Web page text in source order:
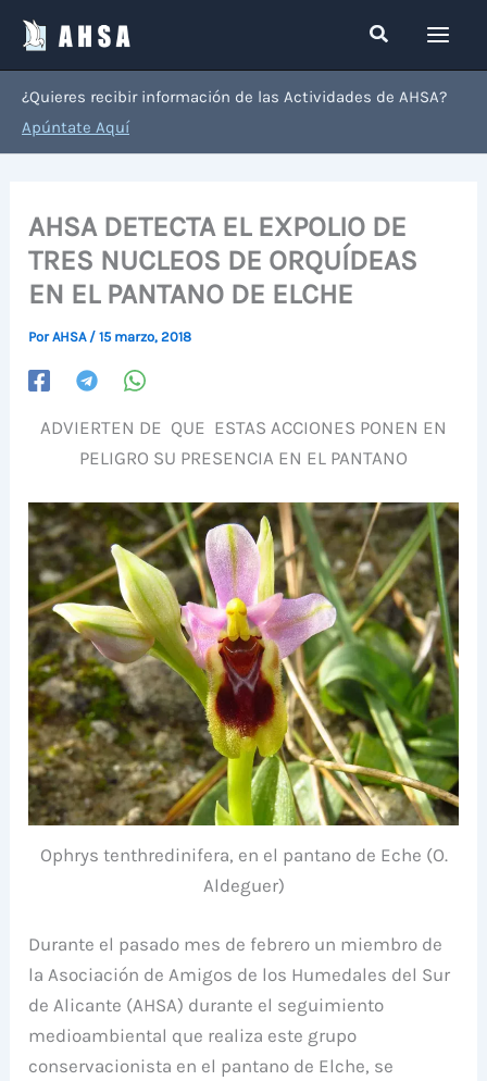
contenido
Buscar
¿Quieres recibir información de las Actividades de AHSA?
Apúntate Aquí
AHSA DETECTA EL EXPOLIO DE
TRES NUCLEOS DE ORQUÍDEAS
EN EL PANTANO DE ELCHE
PorAHSA /15 marzo, 2018
ADVIERTEN DE QUE ESTAS ACCIONES PONEN EN
PELIGRO SU PRESENCIA EN EL PANTANO
Ophrys tenthredinifera, en el pantano de Eche (O.
Aldeguer)
Durante el pasado mes de febrero un miembro de
la Asociación de Amigos de los Humedales del Sur
de Alicante (AHSA) durante el seguimiento
medioambiental que realiza este grupo
conservacionista en el pantano de Elche, se